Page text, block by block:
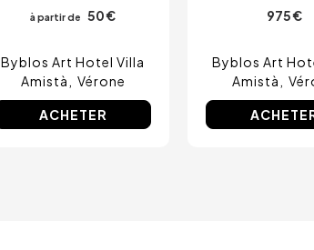
à partir de 50 €
Byblos Art Hotel Villa
Amistà
Vérone
ACHETER
975 €
Byblos Art
Amistà